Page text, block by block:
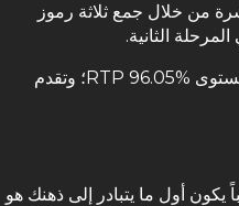
من خلال جمع ثلاثة رموز
الثانية.
اللعبة المقدمة أيضاً من Evolution Gaming؛ تأتي بمستوى RTP 96.05%؛ وتقدم
يكون أول ما يتبادر إلى ذهنك هو